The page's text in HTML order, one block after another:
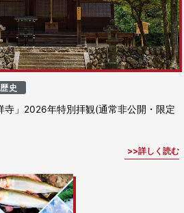
歴史
寺」2026年特別拝観(通常非公開・限定
詳しく読む